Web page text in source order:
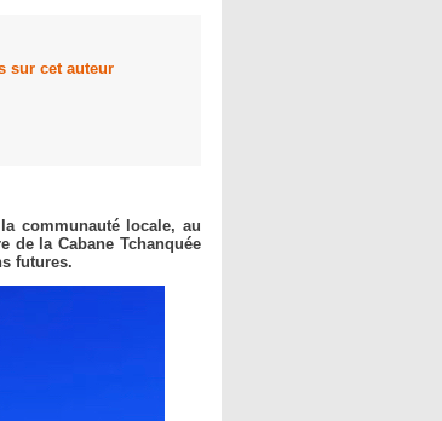
sur cet auteur
communauté locale, au
de la Cabane Tchanquée
futures.